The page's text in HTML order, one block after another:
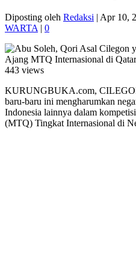
Diposting oleh Redaksi | Apr 10,
WARTA | 0
443 views
KURUNGBUKA.com,
baru-baru ini mengharumkan
Indonesia lainnya dalam
(MTQ) Tingkat Internasional di